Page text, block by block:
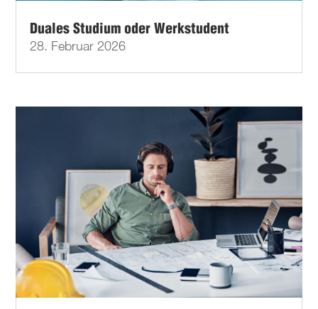
Duales Studium oder Werkstudent
28. Februar 2026